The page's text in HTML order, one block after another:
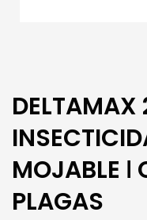
DELTAMAX
MOJABLE ǀ
PLAGAS